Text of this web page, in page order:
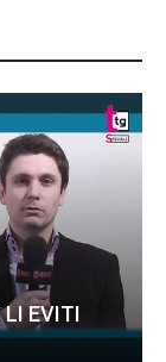
LI EVITI